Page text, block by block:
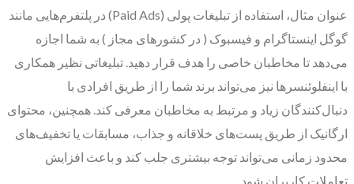
عنوان مثال، استفاده از تبلیغات پولی (Paid Ads) در پلتفرم‌هایی مانند
گوگل اینستاگرام و فیسبوک ( در کشورهای مجاز ) به شما اجازه
می‌دهد تا مخاطبان خاصی را هدف قرار دهید. تبلیغاتی نظیر همکاری
با اینفلوئنسرها نیز می‌تواند برند شما را از طریق افرادی با
دنبال‌کنندگان زیاد و مرتبط به مخاطبان معرفی کند. همچنین، محتوای
ارگانیک از طریق پست‌های خلاقانه و جذاب، مسابقات یا تخفیف‌های
محدود زمانی می‌تواند توجه بیشتری جلب کند و باعث افزایش
تعاملات کاربران شود.